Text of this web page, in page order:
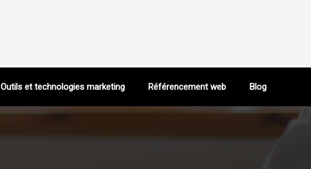
Outils et technologies marketing Référencement web Blog